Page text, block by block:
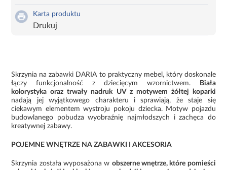
Karta produktu
Drukuj
Skrzynia na zabawki DARIA to praktyczny mebel, który doskonale
łączy funkcjonalność z dziecięcym wzornictwem.
Biała
kolorystyka oraz trwały nadruk UV z motywem żółtej koparki
nadają jej wyjątkowego charakteru i sprawiają, że staje się
ciekawym elementem wystroju pokoju dziecka. Motyw pojazdu
budowlanego pobudza wyobraźnię najmłodszych i zachęca do
kreatywnej zabawy.
POJEMNE WNĘTRZE NA ZABAWKI I AKCESORIA
Skrzynia została wyposażona w obszerne wnętrze, które pomieści